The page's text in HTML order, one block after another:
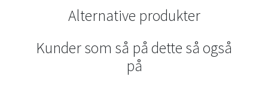
Alternative produkter
Kunder som så på dette så også
på